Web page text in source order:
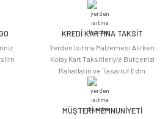
ederiz.
bilgiler bulunuyor.
bulunuyor.
daha pahalı.
olmalı.
KREDİ KARTINA TAKSİT
Yerden Isıtma Malzemesi Alırken
Kolay Kart Taksitleriyle Bütçenizi
Rahatlatın ve Tasarruf Edin
MÜŞTERİ MEMNUNİYETİ